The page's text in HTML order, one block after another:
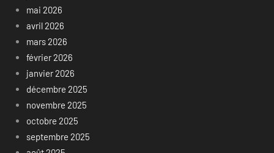
mai 2026
avril 2026
mars 2026
février 2026
janvier 2026
décembre 2025
novembre 2025
octobre 2025
septembre 2025